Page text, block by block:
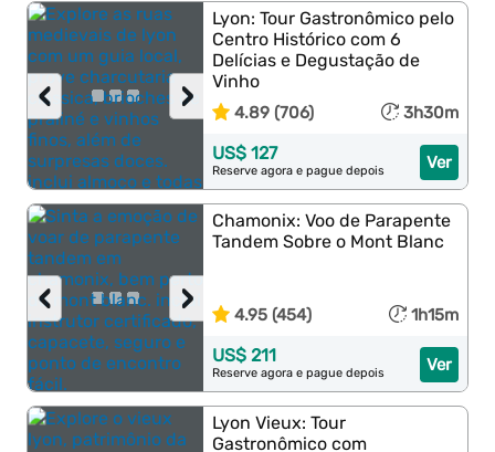
›
‹
Lyon: Tour Gastronômico pelo
Centro Histórico com 6
Delícias e Degustação de
Vinho
4.89 (706) 3h30m
Ver
US$ 127
Reserve agora e pague depois
›
‹
Chamonix: Voo de Parapente
Tandem Sobre o Mont Blanc
4.95 (454) 1h15m
Ver
US$ 211
Reserve agora e pague depois
Lyon Vieux: Tour
Gastronômico com